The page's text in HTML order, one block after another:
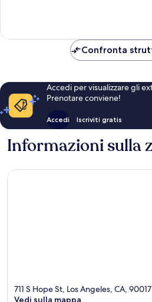
Confronta
Accedi per visualizzare gli
Prenotare conviene!
Accedi Iscriviti gratis
Informazioni sulla
711 S Hope St, Los Angeles, CA, 90017
Vedi sulla mappa